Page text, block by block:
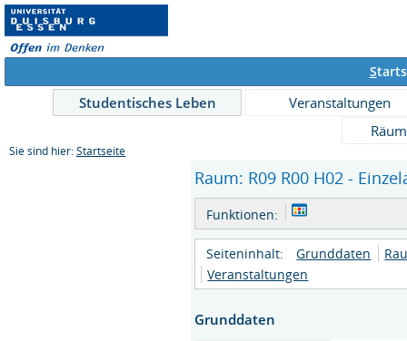
S
Studentisches Leben
Veranstaltungen
Sie sind hier: Startseite
Raum: R09 R00 H02 -
Funktionen:
Seiteninhalt: Grunddaten
Veranstaltungen
Grunddaten